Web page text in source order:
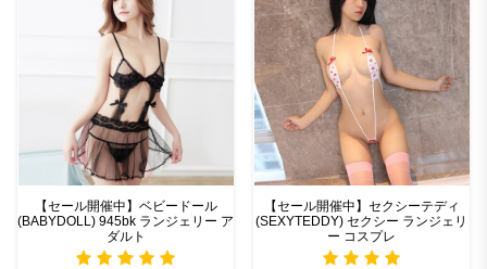
【セール開催中】ベビードール
(BABYDOLL) 945bk ランジェリー ア
ダルト
【セール開催中】セクシーテディ
(SEXYTEDDY) セクシー ランジェリ
ー コスプレ